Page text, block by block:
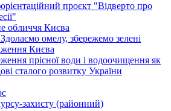
проєкт "Відверто про
обличчя Києва
омелу, збережемо зелені
Києва
прісної води і водоочищення як
сталого розвитку України
захисту (районний)